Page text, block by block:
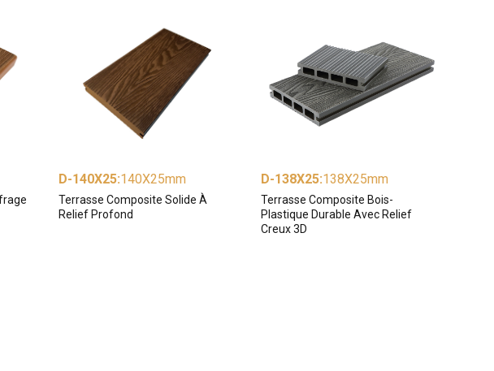
D-140X25:140X25mm
Terrasse Composite Solide À
Relief Profond
D-138X25:138X25mm
Terrasse Composite Bois-
Plastique Durable Avec Relief
Creux 3D